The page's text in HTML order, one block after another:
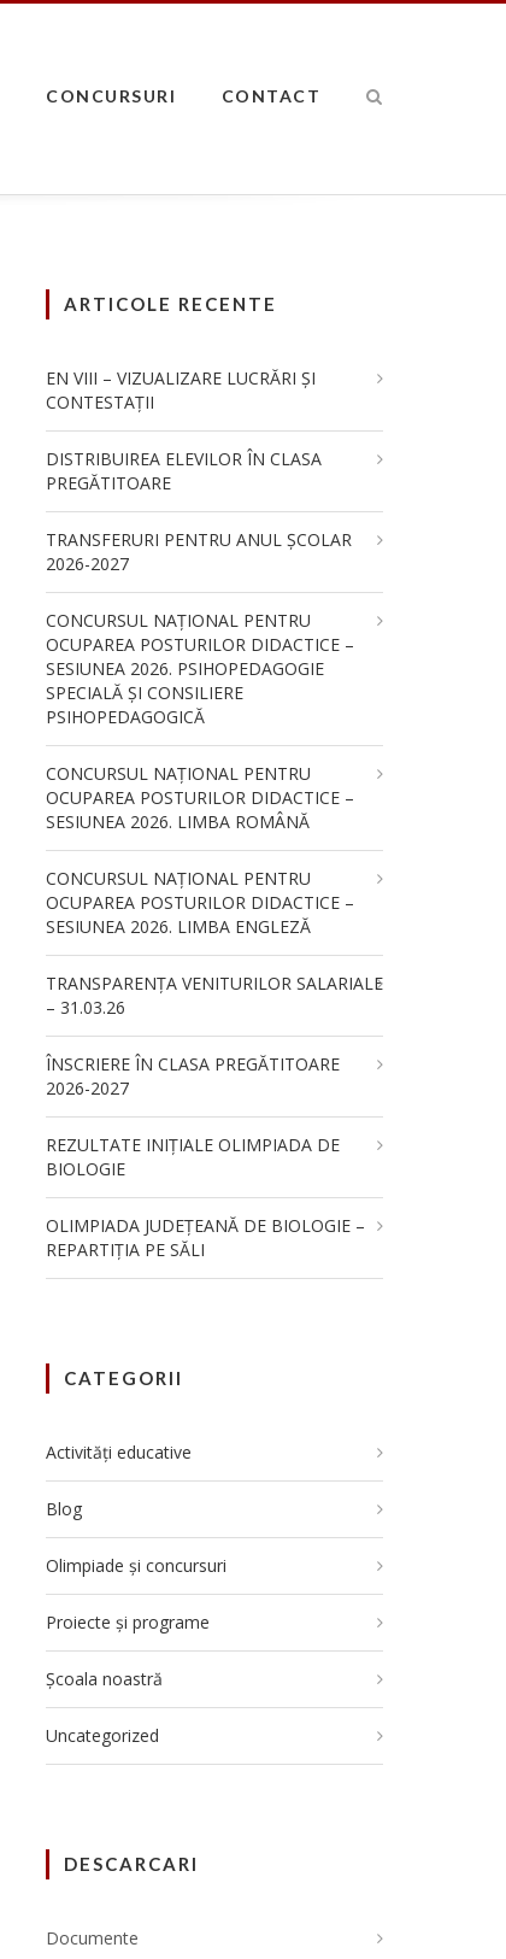
CONCURSURI CONTACT
ARTICOLE RECENTE
EN VIII – VIZUALIZARE LUCRĂRI ȘI
CONTESTAȚII
DISTRIBUIREA ELEVILOR ÎN CLASA
PREGĂTITOARE
TRANSFERURI PENTRU ANUL ȘCOLAR
2026-2027
CONCURSUL NAŢIONAL PENTRU
OCUPAREA POSTURILOR DIDACTICE –
SESIUNEA 2026. PSIHOPEDAGOGIE
SPECIALĂ ȘI CONSILIERE
PSIHOPEDAGOGICĂ
CONCURSUL NAŢIONAL PENTRU
OCUPAREA POSTURILOR DIDACTICE –
SESIUNEA 2026. LIMBA ROMÂNĂ
CONCURSUL NAŢIONAL PENTRU
OCUPAREA POSTURILOR DIDACTICE –
SESIUNEA 2026. LIMBA ENGLEZĂ
TRANSPARENȚA VENITURILOR SALARIALE
– 31.03.26
ÎNSCRIERE ÎN CLASA PREGĂTITOARE
2026-2027
REZULTATE INIȚIALE OLIMPIADA DE
BIOLOGIE
OLIMPIADA JUDEȚEANĂ DE BIOLOGIE –
REPARTIȚIA PE SĂLI
CATEGORII
Activități educative
Blog
Olimpiade și concursuri
Proiecte și programe
Școala noastră
Uncategorized
DESCARCARI
Documente